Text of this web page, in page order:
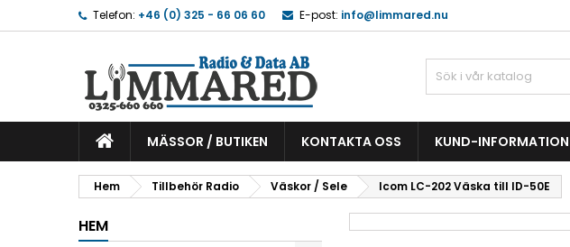
Telefon: +46 (0) 325 - 66 06 60 E-post: info@limmared.nu
MÄSSOR / BUTIKEN KONTAKTA OSS KUND-INFORMATION
Hem Tillbehör Radio Väskor / Sele Icom LC-202 Väska till ID-50E
HEM